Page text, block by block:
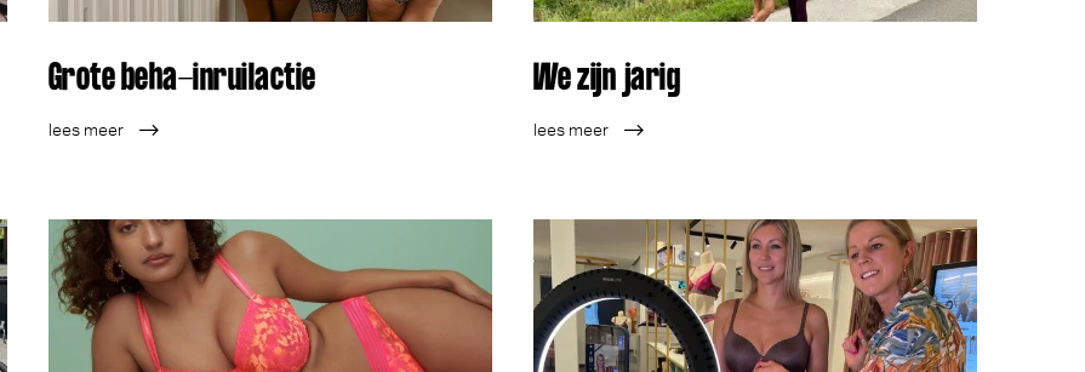
Grote beha-inruilactie
lees meer
We zijn jarig
lees meer